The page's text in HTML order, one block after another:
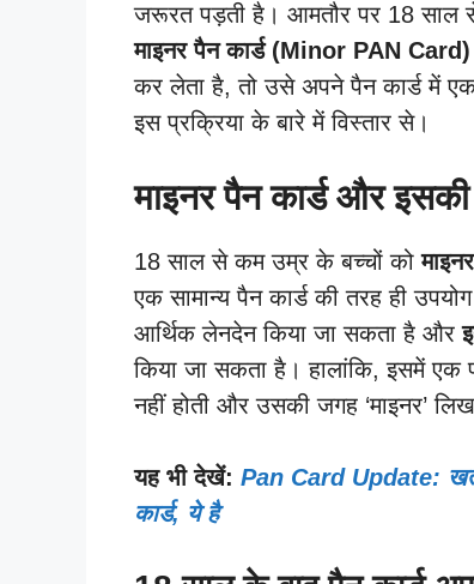
जरूरत पड़ती है। आमतौर पर 18 साल
माइनर पैन कार्ड (Minor PAN Card)
कर लेता है, तो उसे अपने पैन कार्ड में
इस प्रक्रिया के बारे में विस्तार से।
माइनर पैन कार्ड और इसकी
18 साल से कम उम्र के बच्चों को
एक सामान्य पैन कार्ड की तरह ही
आर्थिक लेनदेन किया जा सकता है और
किया जा सकता है। हालांकि, इसमें एक
नहीं होती और उसकी जगह ‘माइनर’
यह भी देखें: Pan Card Update: खत्म
कार्ड, ये है